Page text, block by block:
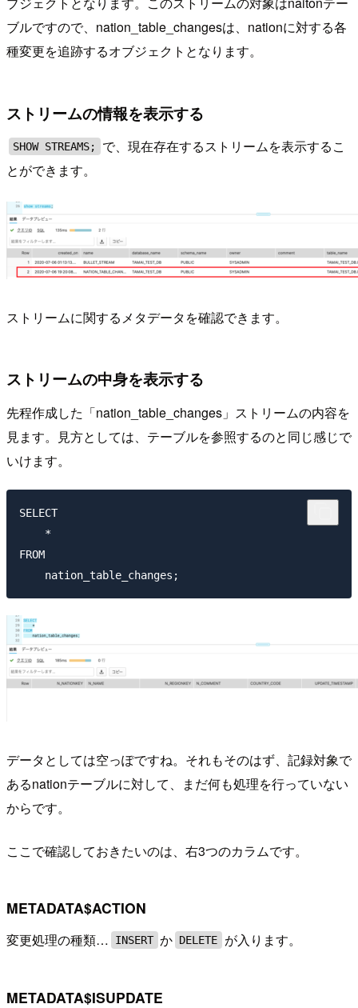
ブルですので、nation_table_changesは、nationに対する各
種変更を追跡するオブジェクトとなります。
ストリームの情報を表示する
SHOW STREAMS;
で、現在存在するストリームを表示するこ
とができます。
ストリームに関するメタデータを確認できます。
ストリームの中身を表示する
先程作成した「nation_table_changes」ストリームの内容を
見ます。見方としては、テーブルを参照するのと同じ感じで
いけます。
SELECT
    *
FROM
データとしては空っぽですね。それもそのはず、記録対象で
あるnationテーブルに対して、まだ何も処理を行っていない
からです。
ここで確認しておきたいのは、右3つのカラムです。
METADATA$ACTION
変更処理の種類… INSERT か DELETE が入ります。
METADATA$ISUPDATE